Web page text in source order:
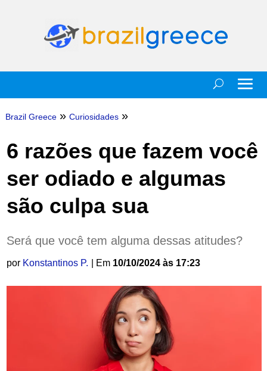
Brazil Greece » Curiosidades »
6 razões que fazem você
ser odiado e algumas
são culpa sua
Será que você tem alguma dessas atitudes?
por Konstantinos P. | Em 10/10/2024 às 17:23